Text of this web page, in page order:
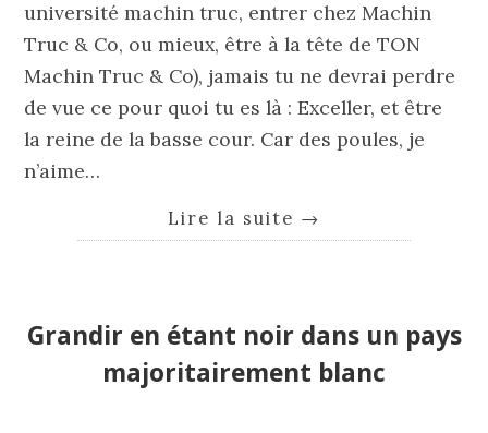
université machin truc, entrer chez Machin
Truc & Co, ou mieux, être à la tête de TON
Machin Truc & Co), jamais tu ne devrai perdre
de vue ce pour quoi tu es là : Exceller, et être
la reine de la basse cour. Car des poules, je
n’aime…
Lire la suite →
Grandir en étant noir dans un pays
majoritairement blanc